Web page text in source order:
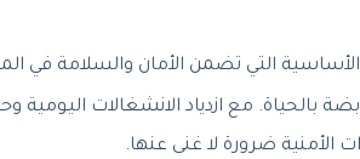
التي تضمن الأمان والسلامة في
بالحياة. مع ازدياد الانشغالات
الأمنية ضرورة لا غنى عنها.